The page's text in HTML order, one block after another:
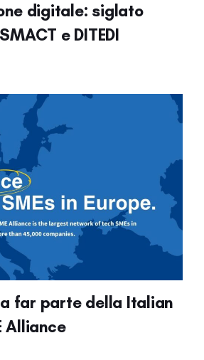
digitale: siglato
e DITEDI
a far parte della Italian
Alliance